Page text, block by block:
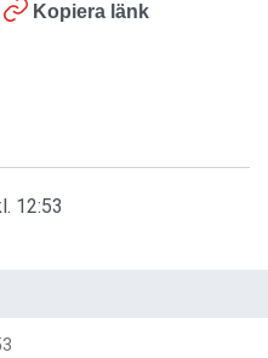
Kopiera länk
12:53